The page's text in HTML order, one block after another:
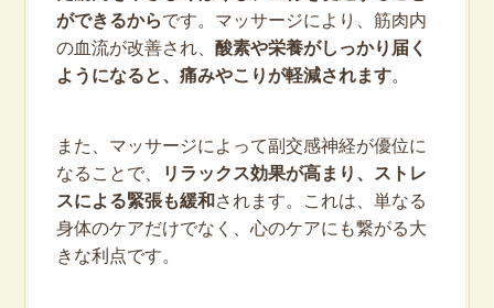
ができるからです。マッサージにより、筋肉内
の血流が改善され、 酸素や栄養がしっかり届く
ようになると、痛みやこりが軽減されます。
また、マッサージによって副交感神経が優位に
なることで、
リラックス効果が高まり、ストレ
スによる緊張も緩和されます。これは、単なる
身体のケアだけでなく、心のケアにも繋がる大
きな利点です。